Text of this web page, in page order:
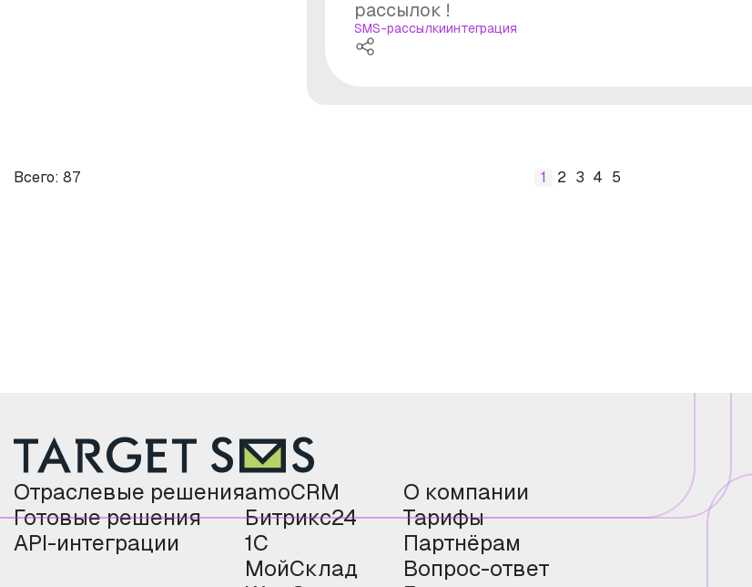
рассылок !
SMS-рассылкиинтеграция
Всего: 87 1 2 3 4 5
Отраслевые решения
Готовые решения
API-интеграции
amoCRM
Битрикс24
1С
МойСклад
О компании
Тарифы
Партнёрам
Вопрос-ответ